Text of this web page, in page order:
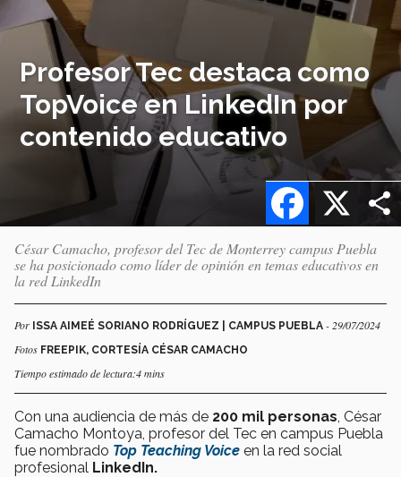
Profesor Tec destaca como
TopVoice en LinkedIn por
contenido educativo
X
Facebook
César Camacho, profesor del Tec de Monterrey campus Puebla
se ha posicionado como líder de opinión en temas educativos en
la red LinkedIn
Por ISSA AIMEÉ SORIANO RODRÍGUEZ | CAMPUS PUEBLA - 29/07/2024
Fotos FREEPIK, CORTESÍA CÉSAR CAMACHO
Tiempo estimado de lectura:4 mins
Con una audiencia de más de 200 mil personas , César
Camacho Montoya, profesor del Tec en campus Puebla
fue nombrado Top Teaching Voice en la red social
profesional LinkedIn.